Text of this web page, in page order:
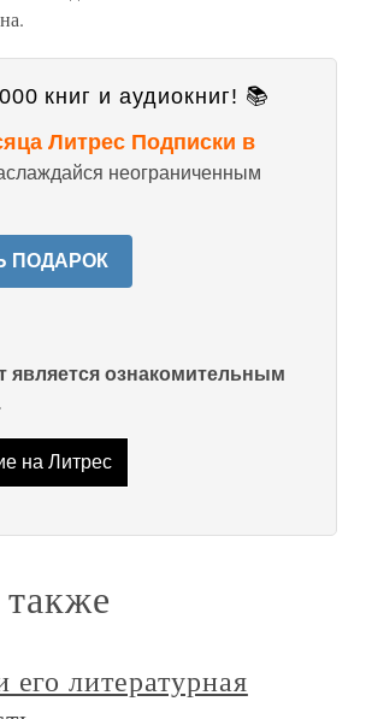
книг и аудиокниг! 📚
Литрес Подписки в
неограниченным
ПОДАРОК
является ознакомительным
на Литрес
литературная